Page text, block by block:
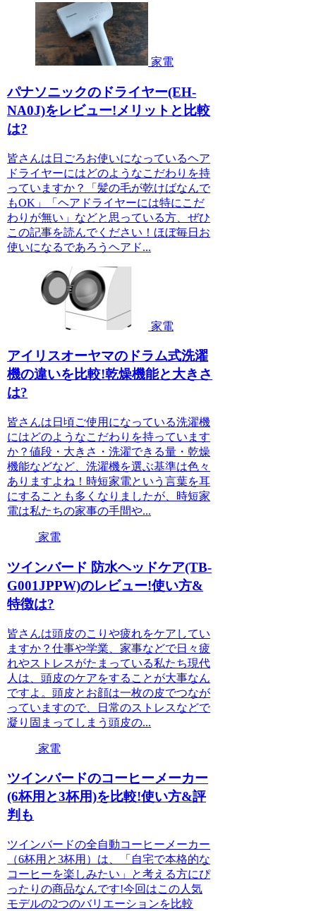
家電
パナソニックのドライヤー(EH-
NA0J)をレビュー!メリットと比較
は?
皆さんは日ごろお使いになっているヘア
ドライヤーにはどのようなこだわりを持
っていますか？「髪の毛が乾けばなんで
もOK」「ヘアドライヤーには特にこだ
わりが無い」などと思っている方、ぜひ
この記事を読んでください！ほぼ毎日お
使いになるであろうヘアド...
家電
アイリスオーヤマのドラム式洗濯
機の違いを比較!乾燥機能と大きさ
は?
皆さんは日頃ご使用になっている洗濯機
にはどのようなこだわりを持っています
か？値段・大きさ・洗濯できる量・乾燥
機能などなど、洗濯機を選ぶ基準は色々
ありますよね！時短家電という言葉を耳
にすることも多くなりましたが、時短家
電は私たちの家事の手間や...
家電
ツインバード 防水ヘッドケア(TB-
G001JPPW)のレビュー!使い方&
特徴は?
皆さんは頭皮のこりや疲れをケアしてい
ますか？仕事や学業、家事などで日々疲
れやストレスがたまっている私たち現代
人は、頭皮のケアをすることが大事なん
ですよ。頭皮とお顔は一枚の皮でつなが
っていますので、日常のストレスなどで
凝り固まってしまう頭皮の...
家電
ツインバードのコーヒーメーカー
(6杯用と3杯用)を比較!使い方&評
判も
ツインバードの全自動コーヒーメーカー
（6杯用と3杯用）は、「自宅で本格的な
コーヒーを楽しみたい」と考える方にぴ
ったりの商品なんです!今回はこの人気
モデルの2つのバリエーションを比較